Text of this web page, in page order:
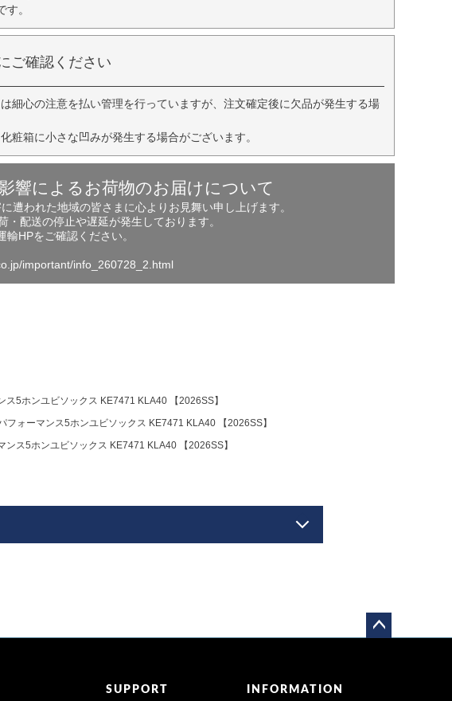
。
ご確認ください
細心の注意を払い管理を行っていますが、注文確定後に欠品が発生する場
粧箱に小さな凹みが発生する場合がございます。
響によるお荷物のお届けについて
遭われた地域の皆さまに心よりお見舞い申し上げます。
・配送の停止や遅延が発生しております。
輸HPをご確認ください。
important/info_260728_2.html
5ホンユビソックス KE7471 KLA40 【2026SS】
ォーマンス5ホンユビソックス KE7471 KLA40 【2026SS】
ス5ホンユビソックス KE7471 KLA40 【2026SS】
SUPPORT INFORMATION